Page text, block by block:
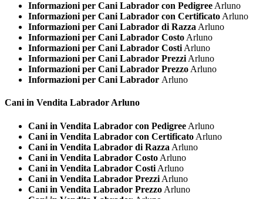
Informazioni per Cani Labrador con Pedigree Arluno
Informazioni per Cani Labrador con Certificato Arluno
Informazioni per Cani Labrador di Razza Arluno
Informazioni per Cani Labrador Costo Arluno
Informazioni per Cani Labrador Costi Arluno
Informazioni per Cani Labrador Prezzi Arluno
Informazioni per Cani Labrador Prezzo Arluno
Informazioni per Cani Labrador Arluno
Cani in Vendita Labrador Arluno
Cani in Vendita Labrador con Pedigree Arluno
Cani in Vendita Labrador con Certificato Arluno
Cani in Vendita Labrador di Razza Arluno
Cani in Vendita Labrador Costo Arluno
Cani in Vendita Labrador Costi Arluno
Cani in Vendita Labrador Prezzi Arluno
Cani in Vendita Labrador Prezzo Arluno